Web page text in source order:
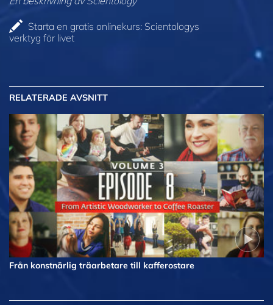
Starta en gratis onlinekurs: Scientologys
verktyg för livet
RELATERADE AVSNITT
Från konstnärlig träarbetare till kafferostare